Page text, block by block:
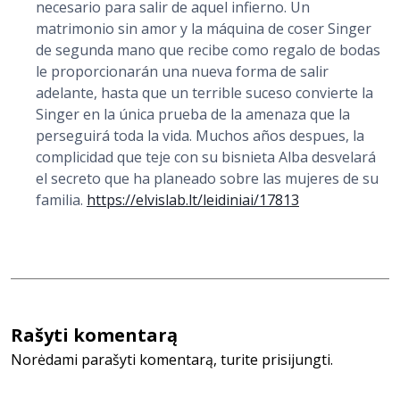
necesario para salir de aquel infierno. Un
matrimonio sin amor y la máquina de coser Singer
de segunda mano que recibe como regalo de bodas
le proporcionarán una nueva forma de salir
adelante, hasta que un terrible suceso convierte la
Singer en la única prueba de la amenaza que la
perseguirá toda la vida. Muchos años despues, la
complicidad que teje con su bisnieta Alba desvelará
el secreto que ha planeado sobre las mujeres de su
familia. https://elvislab.lt/leidiniai/17813
Rašyti komentarą
Norėdami parašyti komentarą, turite prisijungti.